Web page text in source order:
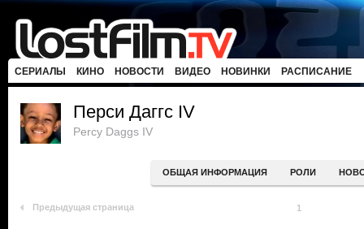
СЕРИАЛЫ КИНО НОВОСТИ ВИДЕО НОВИНКИ РАСПИСАНИЕ
Перси Даггс IV
Percy Daggs IV
ОБЩАЯ ИНФОРМАЦИЯ РОЛИ
Предыдущая страница 1